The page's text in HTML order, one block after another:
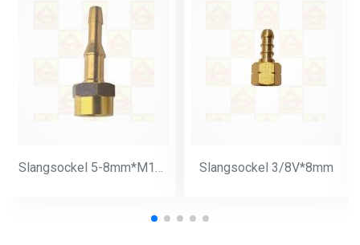
Slangsockel 5-8mm*M14*1 Slangsockel 3/8V*8mm